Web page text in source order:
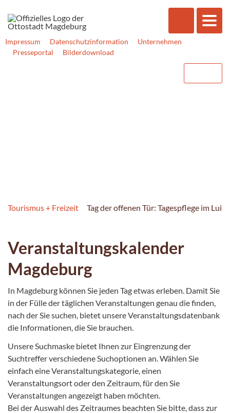
Impressum Datenschutzinformation
Unternehmen
Presseportal
Bilderdownload
Tourismus + Freizeit Tag der offenen Tür: Tagespflege im
Veranstaltungskalender
Magdeburg
In Magdeburg können Sie jeden Tag etwas erleben. Damit Sie
in der Fülle der täglichen Veranstaltungen genau die finden,
nach der Sie suchen, bietet unsere Veranstaltungsdatenbank
die Informationen, die Sie brauchen.
Unsere Suchmaske bietet Ihnen zur Eingrenzung der
Suchtreffer verschiedene Suchoptionen an. Wählen Sie
einfach eine Veranstaltungskategorie, einen
Veranstaltungsort oder den Zeitraum, für den Sie
Veranstaltungen angezeigt haben möchten.
Bei der Auswahl des Zeitraumes beachten Sie bitte, dass zur